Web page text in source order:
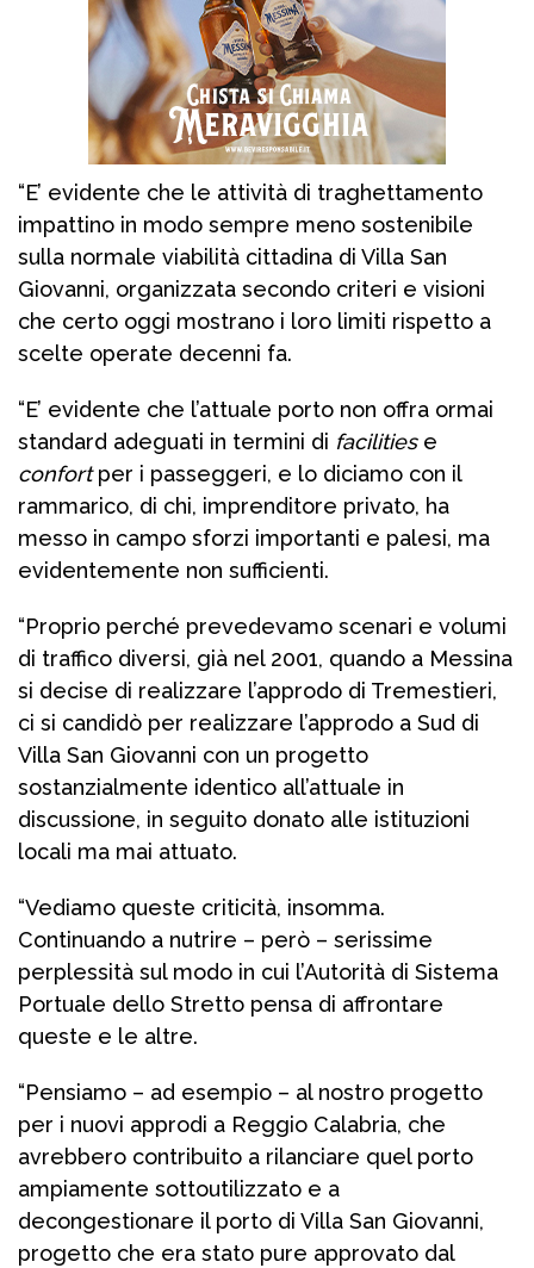
“E’ evidente che le attività di traghettamento
impattino in modo sempre meno sostenibile
sulla normale viabilità cittadina di Villa San
Giovanni, organizzata secondo criteri e visioni
che certo oggi mostrano i loro limiti rispetto a
scelte operate decenni fa.
“E’ evidente che l’attuale porto non offra ormai
standard adeguati in termini di facilitiese
confortper i passeggeri, e lo diciamo con il
rammarico, di chi, imprenditore privato, ha
messo in campo sforzi importanti e palesi, ma
evidentemente non sufficienti.
“Proprio perché prevedevamo scenari e volumi
di traffico diversi, già nel 2001, quando a Messina
si decise di realizzare l’approdo di Tremestieri,
ci si candidò per realizzare l’approdo a Sud di
Villa San Giovanni con un progetto
sostanzialmente identico all’attuale in
discussione, in seguito donato alle istituzioni
locali ma mai attuato.
“Vediamo queste criticità, insomma.
Continuando a nutrire – però – serissime
perplessità sul modo in cui l’Autorità di Sistema
Portuale dello Stretto pensa di affrontare
queste e le altre.
“Pensiamo – ad esempio – al nostro progetto
per i nuovi approdi a Reggio Calabria, che
avrebbero contribuito a rilanciare quel porto
ampiamente sottoutilizzato e a
decongestionare il porto di Villa San Giovanni,
progetto che era stato pure approvato dal